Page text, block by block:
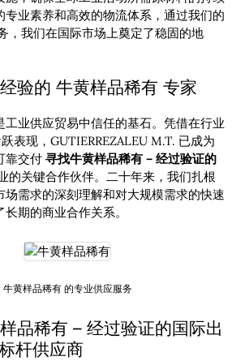
专业素养和高效的物流体系，通过我们的
，我们在国际市场上奠定了稳固的地
验的 牛黄样品稀有 专家
工业供应贸易中信任的基石。凭借在行业
表现，GUTIERREZALEU M.T. 已成为
靠交付 寻找牛黄样品稀有 – 经过验证的
的关键合作伙伴。二十年来，我们扎根
场需求的深刻理解和对大规模需求的快速
期的商业合作关系。
牛黄样品稀有 的专业供应服务
品稀有 – 经过验证的国际出
杆供应商